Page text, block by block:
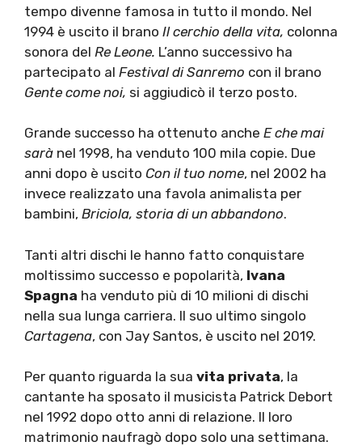
tempo divenne famosa in tutto il mondo. Nel
1994 è uscito il brano Il cerchio della vita, colonna
sonora del Re Leone. L’anno successivo ha
partecipato al Festival di Sanremo con il brano
Gente come noi, si aggiudicò il terzo posto.
Grande successo ha ottenuto anche E che mai
sarà nel 1998, ha venduto 100 mila copie. Due
anni dopo è uscito Con il tuo nome, nel 2002 ha
invece realizzato una favola animalista per
bambini, Briciola, storia di un abbandono.
Tanti altri dischi le hanno fatto conquistare
moltissimo successo e popolarità, Ivana
Spagna ha venduto più di 10 milioni di dischi
nella sua lunga carriera. Il suo ultimo singolo
Cartagena, con Jay Santos, è uscito nel 2019.
Per quanto riguarda la sua vita privata, la
cantante ha sposato il musicista Patrick Debort
nel 1992 dopo otto anni di relazione. Il loro
matrimonio naufragò dopo solo una settimana.